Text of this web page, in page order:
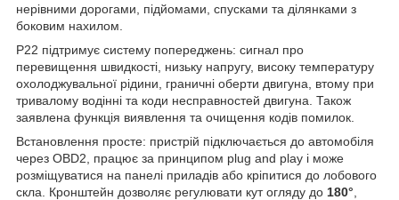
нерівними дорогами, підйомами, спусками та ділянками з
боковим нахилом.
P22 підтримує систему попереджень: сигнал про
перевищення швидкості, низьку напругу, високу температуру
охолоджувальної рідини, граничні оберти двигуна, втому при
тривалому водінні та коди несправностей двигуна. Також
заявлена функція виявлення та очищення кодів помилок.
Встановлення просте: пристрій підключається до автомобіля
через OBD2, працює за принципом plug and play і може
розміщуватися на панелі приладів або кріпитися до лобового
скла. Кронштейн дозволяє регулювати кут огляду до 180°